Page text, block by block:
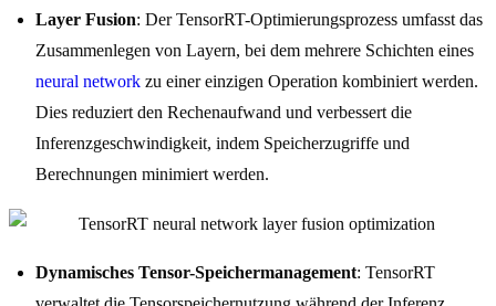
Layer Fusion: Der TensorRT-Optimierungsprozess umfasst das
Zusammenlegen von Layern, bei dem mehrere Schichten eines
neural network zu einer einzigen Operation kombiniert werden.
Dies reduziert den Rechenaufwand und verbessert die
Inferenzgeschwindigkeit, indem Speicherzugriffe und
Berechnungen minimiert werden.
Dynamisches Tensor-Speichermanagement: TensorRT